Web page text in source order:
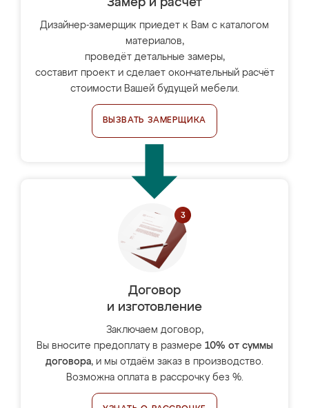
Замер и расчет
Дизайнер-замерщик приедет к Вам с каталогом
материалов,
проведёт детальные замеры,
составит проект и сделает окончательный расчёт
стоимости Вашей будущей мебели.
ВЫЗВАТЬ ЗАМЕРЩИКА
Договор
и изготовление
Заключаем договор,
Вы вносите предоплату в размере 10% от суммы
договора, и мы отдаём заказ в производство.
Возможна оплата в рассрочку без %.